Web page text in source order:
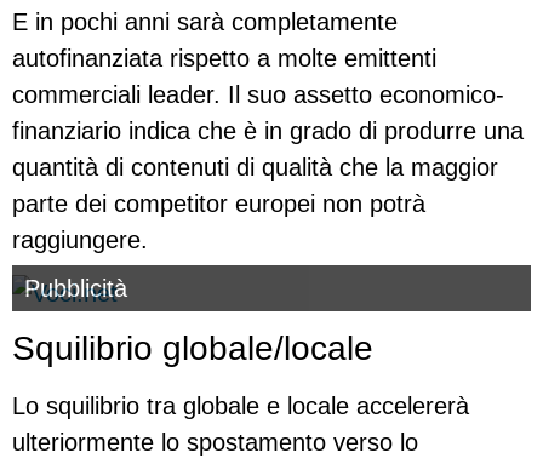
E in pochi anni sarà completamente
autofinanziata rispetto a molte emittenti
commerciali leader. Il suo assetto economico-
finanziario indica che è in grado di produrre una
quantità di contenuti di qualità che la maggior
parte dei competitor europei non potrà
raggiungere.
Pubblicità
Squilibrio globale/locale
Lo squilibrio tra globale e locale accelererà
ulteriormente lo spostamento verso lo